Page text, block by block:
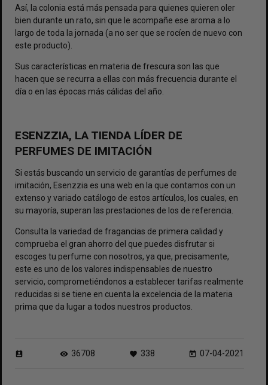
Así, la colonia está más pensada para quienes quieren oler
bien durante un rato, sin que le acompañe ese aroma a lo
largo de toda la jornada (a no ser que se rocíen de nuevo con
este producto).
Sus características en materia de frescura son las que
hacen que se recurra a ellas con más frecuencia durante el
día o en las épocas más cálidas del año.
ESENZZIA, LA TIENDA LÍDER DE
PERFUMES DE IMITACIÓN
Si estás buscando un servicio de garantías de perfumes de
imitación, Esenzzia es una web en la que contamos con un
extenso y variado catálogo de estos artículos, los cuales, en
su mayoría, superan las prestaciones de los de referencia.
Consulta la variedad de fragancias de primera calidad y
comprueba el gran ahorro del que puedes disfrutar si
escoges tu perfume con nosotros, ya que, precisamente,
este es uno de los valores indispensables de nuestro
servicio, comprometiéndonos a establecer tarifas realmente
reducidas si se tiene en cuenta la excelencia de la materia
prima que da lugar a todos nuestros productos.
perm_contact_calendar visibility 36708 favorite 338 today 07-04-2021